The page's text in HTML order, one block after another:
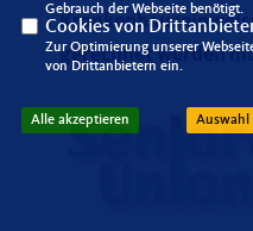
gerechnet werden
Gebrauch der Webseite benötigt.
Cookies von
Zur Optimierung unserer
von Drittanbietern ein.
Alle akzeptieren Auswahl